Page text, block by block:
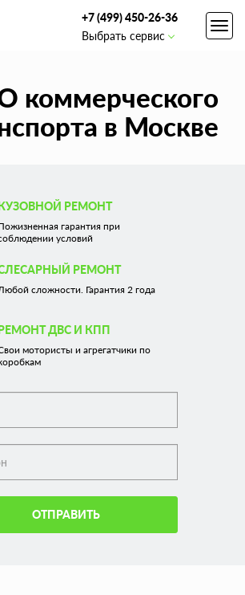
+7 (499) 450-26-36
Выбрать сервис
коммерческого
в Москве
РЕМОНТ
гарантия при
условий
РЕМОНТ
сложности. Гарантия 2 года
ДВС И КПП
мотористы и агрегатчики по
ОТПРАВИТЬ